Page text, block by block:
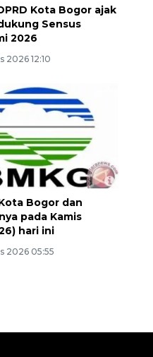
Kota Bogor ajak
Sensus
2026
2026 12:10
Bogor dan
pada Kamis
hari ini
2026 05:55
siswa laki-